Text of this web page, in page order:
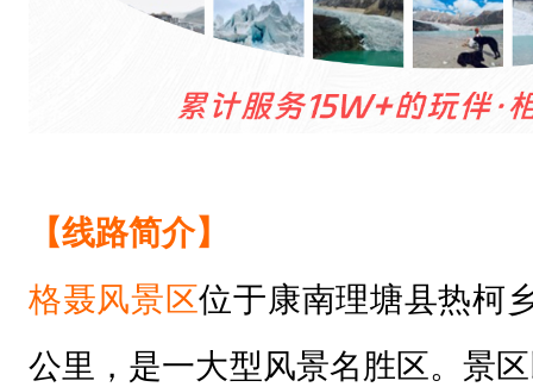
【线路简介】
格聂风景区位于康南理塘县热柯
公里，是一大型风景名胜区。景